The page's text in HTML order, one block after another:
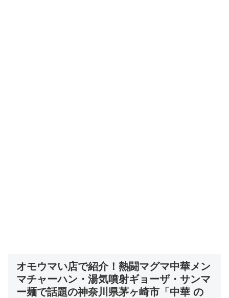
オモウマい店で紹介！ 熱闘マグマ中華メン
マチャーハン・湯気噴射ギョーザ・サンマ
ー麺で話題の神奈川県茅ヶ崎市「中華 の